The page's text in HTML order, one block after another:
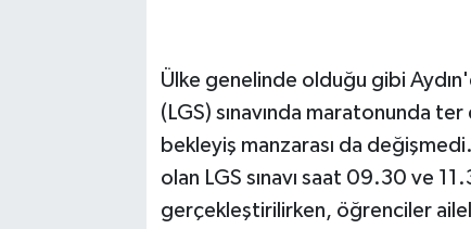
Ülke genelinde olduğu gibi
(LGS) sınavında maratonunda
bekleyiş manzarası da
olan LGS sınavı saat 09.30 ve
gerçekleştirilirken, öğrenciler